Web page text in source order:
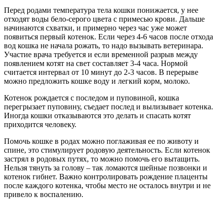
Перед родами температура тела кошки понижается, у нее
отходят воды бело-серого цвета с примесью крови. Дальше
начинаются схватки, и примерно через час уже может
появиться первый котенок. Если через 4-6 часов после отхода
вод кошка не начала рожать, то надо вызывать ветеринара.
Участие врача требуется и если временной разрыв между
появлением котят на свет составляет 3-4 часа. Нормой
считается интервал от 10 минут до 2-3 часов. В перерыве
можно предложить кошке воду и легкий корм, молоко.
Котенок рождается с последом и пуповиной, кошка
перегрызает пуповину, съедает послед и вылизывает котенка.
Иногда кошки отказываются это делать и спасать котят
приходится человеку.
Помочь кошке в родах можно поглаживая ее по животу и
спине, это стимулирует родовую деятельность. Если котенок
застрял в родовых путях, то можно помочь его вытащить.
Нельзя тянуть за голову – так ломаются шейные позвонки и
котенок гибнет. Важно контролировать рождение плаценты
после каждого котенка, чтобы место не осталось внутри и не
привело к воспалению.